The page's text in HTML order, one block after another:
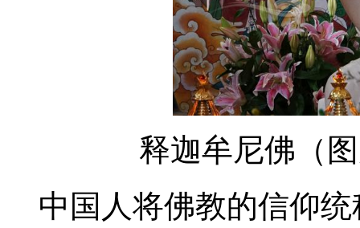
释迦牟尼佛（
中国人将佛教的信仰统